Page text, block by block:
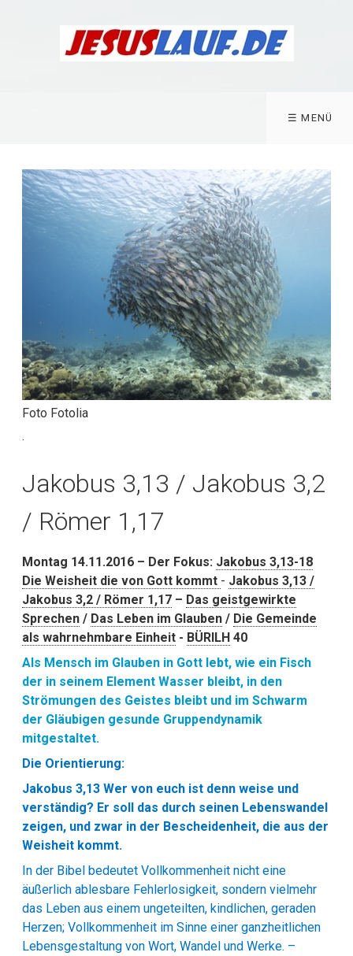
☰ MENÜ
Foto Fotolia
.
Jakobus 3,13 / Jakobus 3,2
/ Römer 1,17
Montag 14.11.2016 – Der Fokus: Jakobus 3,13-18
Die Weisheit die von Gott kommt - Jakobus 3,13 /
Jakobus 3,2 / Römer 1,17 – Das geistgewirkte
Sprechen / Das Leben im Glauben / Die Gemeinde
als wahrnehmbare Einheit - BÜRILH 40
Als Mensch im Glauben in Gott lebt, wie ein Fisch
der in seinem Element Wasser bleibt, in den
Strömungen des Geistes bleibt und im Schwarm
der Gläubigen gesunde Gruppendynamik
mitgestaltet.
Die Orientierung:
Jakobus 3,13 Wer von euch ist denn weise und
verständig? Er soll das durch seinen Lebenswandel
zeigen, und zwar in der Bescheidenheit, die aus der
Weisheit kommt.
In der Bibel bedeutet Vollkommenheit nicht eine
äußerlich ablesbare Fehlerlosigkeit, sondern vielmehr
das Leben aus einem ungeteilten, kindlichen, geraden
Herzen; Vollkommenheit im Sinne einer ganzheitlichen
Lebensgestaltung von Wort, Wandel und Werke. –